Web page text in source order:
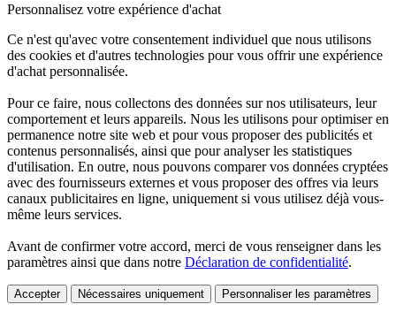
Personnalisez votre expérience d'achat
Ce n'est qu'avec votre consentement individuel que nous utilisons
des cookies et d'autres technologies pour vous offrir une expérience
d'achat personnalisée.
Pour ce faire, nous collectons des données sur nos utilisateurs, leur
comportement et leurs appareils. Nous les utilisons pour optimiser en
permanence notre site web et pour vous proposer des publicités et
contenus personnalisés, ainsi que pour analyser les statistiques
d'utilisation. En outre, nous pouvons comparer vos données cryptées
avec des fournisseurs externes et vous proposer des offres via leurs
canaux publicitaires en ligne, uniquement si vous utilisez déjà vous-
même leurs services.
Avant de confirmer votre accord, merci de vous renseigner dans les
paramètres ainsi que dans notre Déclaration de confidentialité.
Accepter Nécessaires uniquement Personnaliser les paramètres